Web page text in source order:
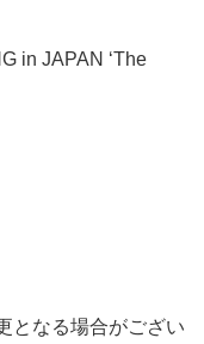
in JAPAN ‘The
となる場合がござい